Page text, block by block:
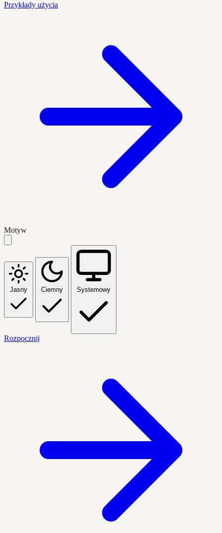
Przykłady użycia
Motyw
Jasny Ciemny Systemowy
Rozpocznij